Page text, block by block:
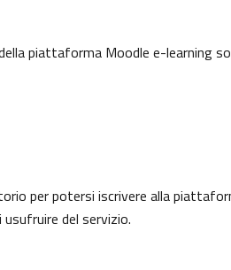
piattaforma Moodle e-learning
per potersi iscrivere alla
del servizio.